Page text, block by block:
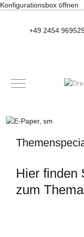
Konfigurationsbox öffnen
+49 2454
Mobile Menu Toggle
Hier finden
zum